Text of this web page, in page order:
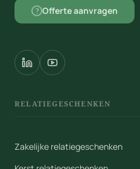
? Offerte aanvragen
RELATIEGESCHENKEN
Zakelijke relatiegeschenken